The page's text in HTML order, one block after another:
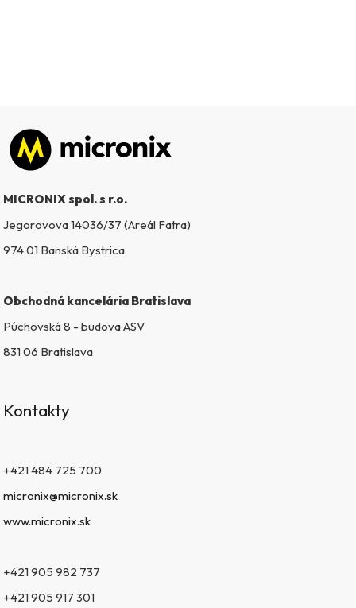
Zápätie
MICRONIX spol. s r.o.
Jegorovova 14036/37 (Areál Fatra)
974 01 Banská Bystrica
Obchodná kancelária Bratislava
Púchovská 8 - budova ASV
831 06 Bratislava
Kontakty
+421 484 725 700
micronix@micronix.sk
www.micronix.sk
+421 905 982 737
+421 905 917 301